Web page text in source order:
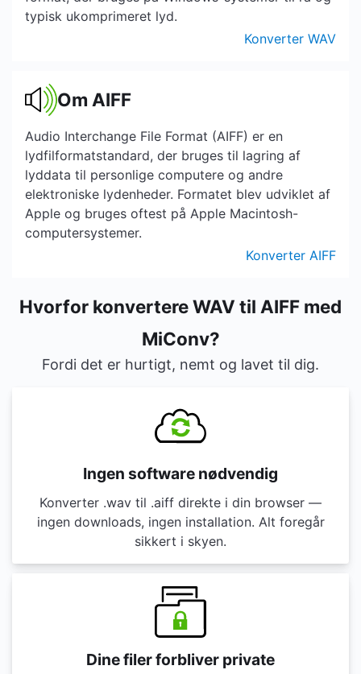
typisk ukomprimeret lyd.
Konverter WAV
Om AIFF
Audio Interchange File Format (AIFF) er en
lydfilformatstandard, der bruges til lagring af
lyddata til personlige computere og andre
elektroniske lydenheder. Formatet blev udviklet af
Apple og bruges oftest på Apple Macintosh-
computersystemer.
Konverter AIFF
Hvorfor konvertere WAV til AIFF med
MiConv?
Fordi det er hurtigt, nemt og lavet til dig.
Ingen software nødvendig
Konverter .wav til .aiff direkte i din browser —
ingen downloads, ingen installation. Alt foregår
sikkert i skyen.
Dine filer forbliver private